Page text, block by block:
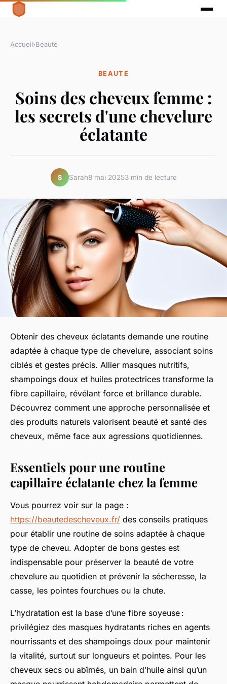
Accueil›Beaute
BEAUTE
Soins des cheveux femme :
les secrets d'une chevelure
éclatante
S Sarah8 mai 20253 min de lecture
Obtenir des cheveux éclatants demande une routine
adaptée à chaque type de chevelure, associant soins
ciblés et gestes précis. Allier masques nutritifs,
shampoings doux et huiles protectrices transforme la
fibre capillaire, révélant force et brillance durable.
Découvrez comment une approche personnalisée et
des produits naturels valorisent beauté et santé des
cheveux, même face aux agressions quotidiennes.
Essentiels pour une routine
capillaire éclatante chez la femme
Vous pourrez voir sur la page :
https://beautedescheveux.fr/ des conseils pratiques
pour établir une routine de soins adaptée à chaque
type de cheveu. Adopter de bons gestes est
indispensable pour préserver la beauté de votre
chevelure au quotidien et prévenir la sécheresse, la
casse, les pointes fourchues ou la chute.
L’hydratation est la base d’une fibre soyeuse :
privilégiez des masques hydratants riches en agents
nourrissants et des shampoings doux pour maintenir
la vitalité, surtout sur longueurs et pointes. Pour les
cheveux secs ou abîmés, un bain d’huile ainsi qu’un